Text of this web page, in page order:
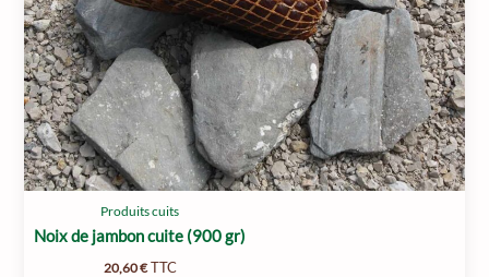
Produits cuits
Noix de jambon cuite (900 gr)
20,60€ TTC